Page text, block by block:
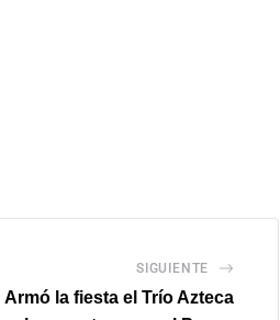
SIGUIENTE
Armó la fiesta el Trío Azteca